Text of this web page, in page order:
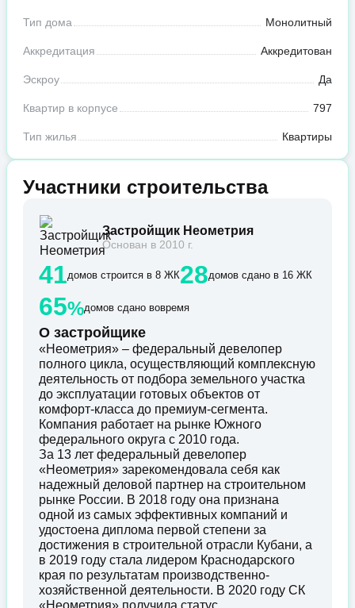
Тип дома Монолитный
Аккредитация Аккредитован
Эскроу Да
Квартир в корпусе 797
Тип жилья Квартиры
Участники строительства
Застройщик Неометрия
Основан в 2010 г.
41домов строится в 8 ЖК28домов сдано в 16 ЖК
65%домов сдано вовремя
О застройщике
«Неометрия» – федеральный девелопер
полного цикла, осуществляющий комплексную
деятельность от подбора земельного участка
до эксплуатации готовых объектов от
комфорт-класса до премиум-сегмента.
Компания работает на рынке Южного
федерального округа с 2010 года.
За 13 лет федеральный девелопер
«Неометрия» зарекомендовала себя как
надежный деловой партнер на строительном
рынке России. В 2018 году она признана
одной из самых эффективных компаний и
удостоена диплома первой степени за
достижения в строительной отрасли Кубани, а
в 2019 году стала лидером Краснодарского
края по результатам производственно-
хозяйственной деятельности. В 2020 году СК
«Неометрия» получила статус